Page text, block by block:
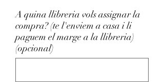
A quina llibreria vols assignar la
compra? (te l'enviem a casa i li
paguem el marge a la llibreria)
(opcional)